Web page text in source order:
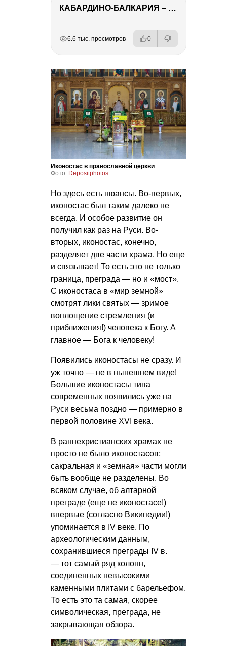
КАБАРДИНО-БАЛКАРИЯ – ПУТЕШЕСТВИЕ НА КАВКАЗ часть 3
6.6 тыс. просмотров 0
Иконостас в православной церкви
Фото: Depositphotos
Но здесь есть нюансы. Во-первых,
иконостас был таким далеко не
всегда. И особое развитие он
получил как раз на Руси. Во-
вторых, иконостас, конечно,
разделяет две части храма. Но еще
и связывает! То есть это не только
граница, преграда — но и «мост».
С иконостаса в «мир земной»
смотрят лики святых — зримое
воплощение стремления (и
приближения!) человека к Богу. А
главное — Бога к человеку!
Появились иконостасы не сразу. И
уж точно — не в нынешнем виде!
Большие иконостасы типа
современных появились уже на
Руси весьма поздно — примерно в
первой половине XVI века.
В раннехристианских храмах не
просто не было иконостасов;
сакральная и «земная» части могли
быть вообще не разделены. Во
всяком случае, об алтарной
преграде (еще не иконостасе!)
впервые (согласно Википедии!)
упоминается в IV веке. По
археологическим данным,
сохранившиеся преграды IV в.
— тот самый ряд колонн,
соединенных невысокими
каменными плитами с барельефом.
То есть это та самая, скорее
символическая, преграда, не
закрывающая обзора.